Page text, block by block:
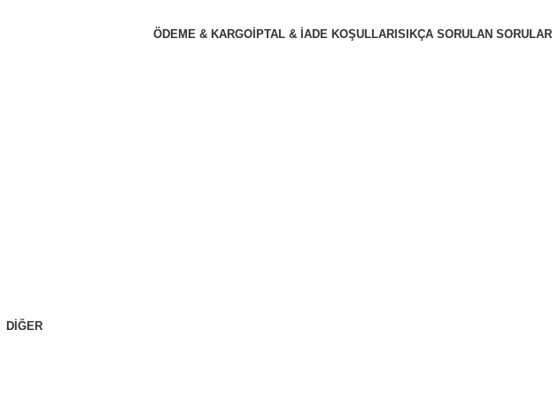
ÖDEME & KARGO İPTAL & İADE KOŞULLARI SIKÇA SORULAN SORULAR
DIĞER